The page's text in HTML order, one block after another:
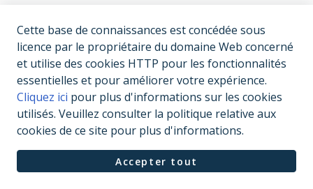
Cette base de connaissances est concédée sous
licence par le propriétaire du domaine Web concerné
et utilise des cookies HTTP pour les fonctionnalités
essentielles et pour améliorer votre expérience.
Cliquez ici pour plus d'informations sur les cookies
utilisés. Veuillez consulter la politique relative aux
cookies de ce site pour plus d'informations.
Accepter tout